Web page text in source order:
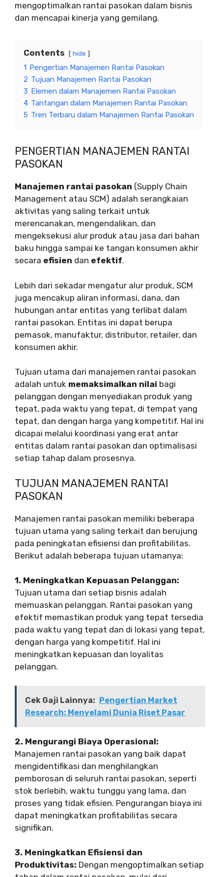
mengoptimalkan rantai pasokan dalam bisnis
dan mencapai kinerja yang gemilang.
Contents hide
1 Pengertian Manajemen Rantai Pasokan
2 Tujuan Manajemen Rantai Pasokan
3 Elemen dalam Manajemen Rantai Pasokan
4 Tantangan dalam Manajemen Rantai Pasokan
5 Tren Terbaru dalam Manajemen Rantai Pasokan
PENGERTIAN MANAJEMEN RANTAI
PASOKAN
Manajemen rantai pasokan (Supply Chain
Management atau SCM) adalah serangkaian
aktivitas yang saling terkait untuk
merencanakan, mengendalikan, dan
mengeksekusi alur produk atau jasa dari bahan
baku hingga sampai ke tangan konsumen akhir
secara efisien dan efektif.
Lebih dari sekadar mengatur alur produk, SCM
juga mencakup aliran informasi, dana, dan
hubungan antar entitas yang terlibat dalam
rantai pasokan. Entitas ini dapat berupa
pemasok, manufaktur, distributor, retailer, dan
konsumen akhir.
Tujuan utama dari manajemen rantai pasokan
adalah untuk memaksimalkan nilai bagi
pelanggan dengan menyediakan produk yang
tepat, pada waktu yang tepat, di tempat yang
tepat, dan dengan harga yang kompetitif. Hal ini
dicapai melalui koordinasi yang erat antar
entitas dalam rantai pasokan dan optimalisasi
setiap tahap dalam prosesnya.
TUJUAN MANAJEMEN RANTAI
PASOKAN
Manajemen rantai pasokan memiliki beberapa
tujuan utama yang saling terkait dan berujung
pada peningkatan efisiensi dan profitabilitas.
Berikut adalah beberapa tujuan utamanya:
1. Meningkatkan Kepuasan Pelanggan:
Tujuan utama dari setiap bisnis adalah
memuaskan pelanggan. Rantai pasokan yang
efektif memastikan produk yang tepat tersedia
pada waktu yang tepat dan di lokasi yang tepat,
dengan harga yang kompetitif. Hal ini
meningkatkan kepuasan dan loyalitas
pelanggan.
Cek Gaji Lainnya: Pengertian Market
Research: Menyelami Dunia Riset Pasar
2. Mengurangi Biaya Operasional:
Manajemen rantai pasokan yang baik dapat
mengidentifikasi dan menghilangkan
pemborosan di seluruh rantai pasokan, seperti
stok berlebih, waktu tunggu yang lama, dan
proses yang tidak efisien. Pengurangan biaya ini
dapat meningkatkan profitabilitas secara
signifikan.
3. Meningkatkan Efisiensi dan
Produktivitas: Dengan mengoptimalkan setiap